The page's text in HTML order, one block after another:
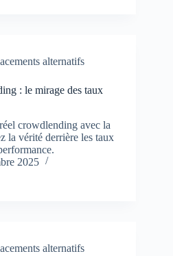
alternatifs
: le mirage des taux
crowdlending avec la
la vérité derrière les taux
2025
alternatifs